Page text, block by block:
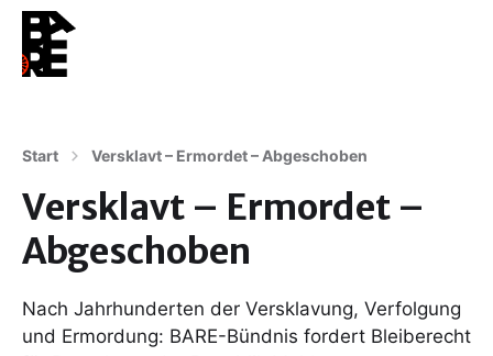
Start Versklavt – Ermordet – Abgeschoben
Versklavt – Ermordet –
Abgeschoben
Nach Jahrhunderten der Versklavung, Verfolgung
und Ermordung: BARE-Bündnis fordert Bleiberecht